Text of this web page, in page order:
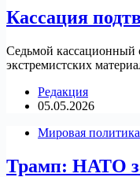
Кассация
Седьмой кассационный
экстремистских
Редакция
05.05.2026
Мировая политика
Трамп: НАТО